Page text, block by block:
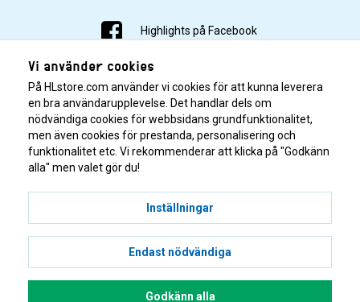
Highlights på Facebook
Highlights på Instagram
Highlights på Youtube
Highlights på Tiktok
© 2001–2026 Highlights/KR Distribution AB.
Vi använder cookies
På HLstore.com använder vi cookies för att kunna leverera
en bra användarupplevelse. Det handlar dels om
nödvändiga cookies för webbsidans grundfunktionalitet,
men även cookies för prestanda, personalisering och
funktionalitet etc. Vi rekommenderar att klicka på "Godkänn
alla" men valet gör du!
Inställningar
Endast nödvändiga
Godkänn alla